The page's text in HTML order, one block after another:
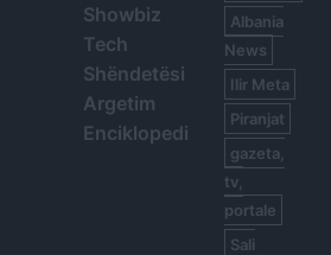
Showbiz
Tech
Shëndetësi
Argetim
Enciklopedi
Albania
News
Ilir Meta
Piranjat
gazeta,
tv,
portale
Sali